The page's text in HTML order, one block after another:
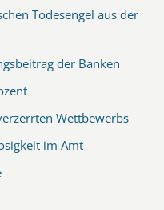
Todesengel aus der
der Banken
Wettbewerbs
im Amt